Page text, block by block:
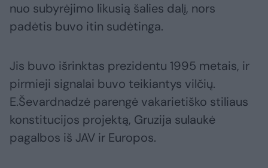
nuo subyrėjimo likusią šalies dalį, nors
padėtis buvo itin sudėtinga.
Jis buvo išrinktas prezidentu 1995 metais, ir
pirmieji signalai buvo teikiantys vilčių.
E.Ševardnadzė parengė vakarietiško stiliaus
konstitucijos projektą, Gruzija sulaukė
pagalbos iš JAV ir Europos.